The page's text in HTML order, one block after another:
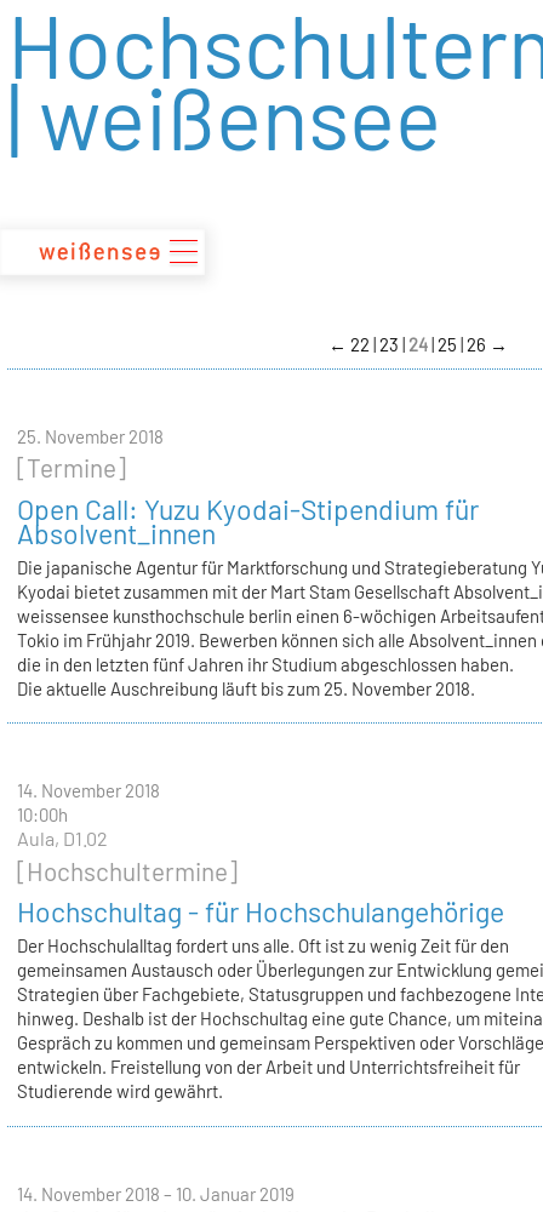
| weißensee
←22 23 24 25 26 →
25. November 2018
[Termine]
Open Call: Yuzu Kyodai-Stipendium für
Absolvent_innen
Die japanische Agentur für Marktforschung und Strategieberatung
Kyodai bietet zusammen mit der Mart Stam Gesellschaft
weissensee kunsthochschule berlin einen 6-wöchigen
Tokio im Frühjahr 2019. Bewerben können sich alle Absolvent_innen
die in den letzten fünf Jahren ihr Studium abgeschlossen haben.
Die aktuelle Auschreibung läuft bis zum 25. November 2018.
14. November 2018
10:00h
Aula, D1.02
[Hochschultermine]
Hochschultag - für Hochschulangehörige
Der Hochschulalltag fordert uns alle. Oft ist zu wenig Zeit für den
gemeinsamen Austausch oder Überlegungen zur Entwicklung
Strategien über Fachgebiete, Statusgruppen und fachbezogene
hinweg. Deshalb ist der Hochschultag eine gute Chance, um
Gespräch zu kommen und gemeinsam Perspektiven oder
entwickeln. Freistellung von der Arbeit und Unterrichtsfreiheit für
Studierende wird gewährt.
14. November 2018 – 10. Januar 2019